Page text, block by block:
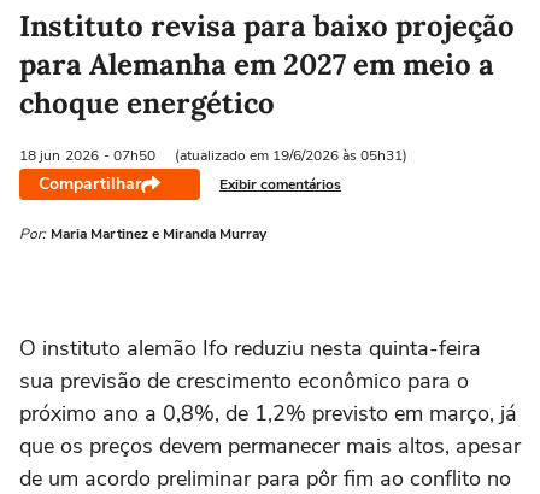
Instituto revisa para baixo projeção
para Alemanha em 2027 em meio a
choque energético
18 jun 2026 - 07h50 (atualizado em 19/6/2026 às 05h31)
Compartilhar Exibir comentários
Por: Maria Martinez e Miranda Murray
O instituto ‌alemão Ifo reduziu nesta quinta-feira
sua previsão de crescimento econômico para o
próximo ano a 0,8%, de 1,2% previsto em março, já
que os preços devem permanecer mais altos, apesar
de um acordo preliminar para pôr fim ao conflito no